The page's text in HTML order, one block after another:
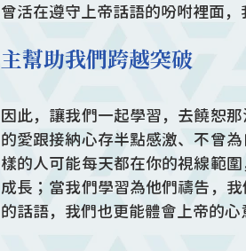
曾活在遵守上帝話語的吩咐裡面，
主幫助我們跨越突破
因此，讓我們一起學習，去饒恕
的愛跟接納心存半點感激、不曾
樣的人可能每天都在你的視線範
成長；當我們學習為他們禱告，
的話語，我們也更能體會上帝的心